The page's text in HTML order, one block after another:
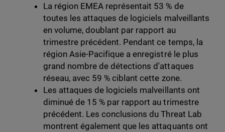
La région EMEA représentait 53 % de
toutes les attaques de logiciels malveillants
en volume, doublant par rapport au
trimestre précédent. Pendant ce temps, la
région Asie-Pacifique a enregistré le plus
grand nombre de détections d'attaques
réseau, avec 59 % ciblant cette zone.
Les attaques de logiciels malveillants ont
diminué de 15 % par rapport au trimestre
précédent. Les conclusions du Threat Lab
montrent également que les attaquants ont